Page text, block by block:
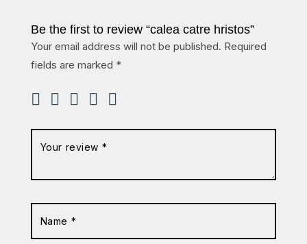
Be the first to review “calea catre hristos”
Your email address will not be published. Required
fields are marked *